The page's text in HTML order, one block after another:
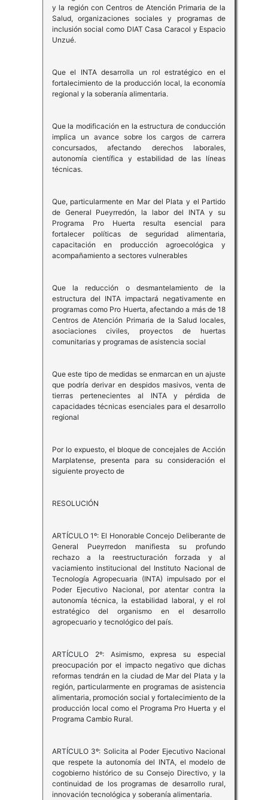
y la región con Centros de Atención Primaria de la
Salud, organizaciones sociales y programas de
inclusión social como DIAT Casa Caracol y Espacio
Unzué.
Que el INTA desarrolla un rol estratégico en el
fortalecimiento de la producción local, la economía
regional y la soberanía alimentaria.
Que la modificación en la estructura de conducción
implica un avance sobre los cargos de carrera
concursados, afectando derechos laborales,
autonomía científica y estabilidad de las líneas
técnicas.
Que, particularmente en Mar del Plata y el Partido
de General Pueyrredón, la labor del INTA y su
Programa Pro Huerta resulta esencial para
fortalecer políticas de seguridad alimentaria,
capacitación en producción agroecológica y
acompañamiento a sectores vulnerables
Que la reducción o desmantelamiento de la
estructura del INTA impactará negativamente en
programas como Pro Huerta, afectando a más de 18
Centros de Atención Primaria de la Salud locales,
asociaciones civiles, proyectos de huertas
comunitarias y programas de asistencia social
Que este tipo de medidas se enmarcan en un ajuste
que podría derivar en despidos masivos, venta de
tierras pertenecientes al INTA y pérdida de
capacidades técnicas esenciales para el desarrollo
regional
Por lo expuesto, el bloque de concejales de Acción
Marplatense, presenta para su consideración el
siguiente proyecto de
RESOLUCIÓN
ARTÍCULO 1º: El Honorable Concejo Deliberante de
General Pueyrredon manifiesta su profundo
rechazo a la reestructuración forzada y al
vaciamiento institucional del Instituto Nacional de
Tecnología Agropecuaria (INTA) impulsado por el
Poder Ejecutivo Nacional, por atentar contra la
autonomía técnica, la estabilidad laboral, y el rol
estratégico del organismo en el desarrollo
agropecuario y tecnológico del país.
ARTÍCULO 2º: Asimismo, expresa su especial
preocupación por el impacto negativo que dichas
reformas tendrán en la ciudad de Mar del Plata y la
región, particularmente en programas de asistencia
alimentaria, promoción social y fortalecimiento de la
producción local como el Programa Pro Huerta y el
Programa Cambio Rural.
ARTÍCULO 3º: Solicita al Poder Ejecutivo Nacional
que respete la autonomía del INTA, el modelo de
cogobierno histórico de su Consejo Directivo, y la
continuidad de los programas de desarrollo rural,
innovación tecnológica y soberanía alimentaria.